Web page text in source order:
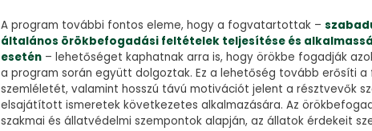
A program további fontos eleme, hogy a fogvatartottak –
általános örökbefogadási feltételek teljesítése és
esetén – lehetőséget kaphatnak arra is, hogy örökbe fogadják
a program során együtt dolgoztak. Ez a lehetőség tovább erősíti
szemléletét, valamint hosszú távú motivációt jelent a résztvevők
elsajátított ismeretek következetes alkalmazására. Az
szakmai és állatvédelmi szempontok alapján, az állatok érdekeit